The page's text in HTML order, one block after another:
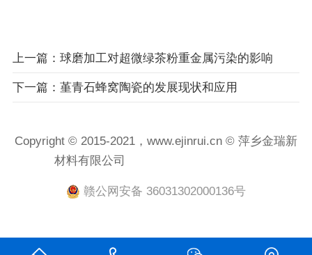
上一篇：球磨加工对超微绿茶粉重金属污染的影响
下一篇：堇青石蜂窝陶瓷的发展现状和应用
Copyright © 2015-2021，www.ejinrui.cn © 萍乡金瑞新
材料有限公司
赣公网安备 36031302000136号